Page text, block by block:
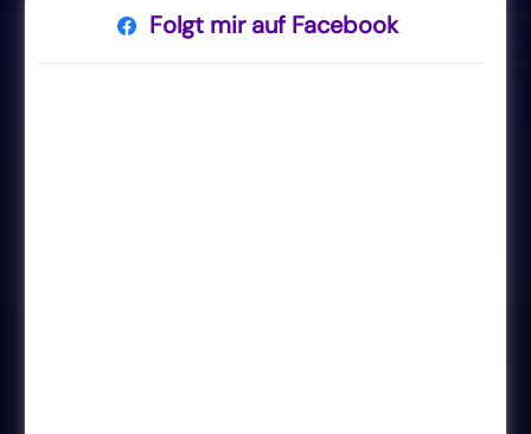
Folgt mir auf Facebook